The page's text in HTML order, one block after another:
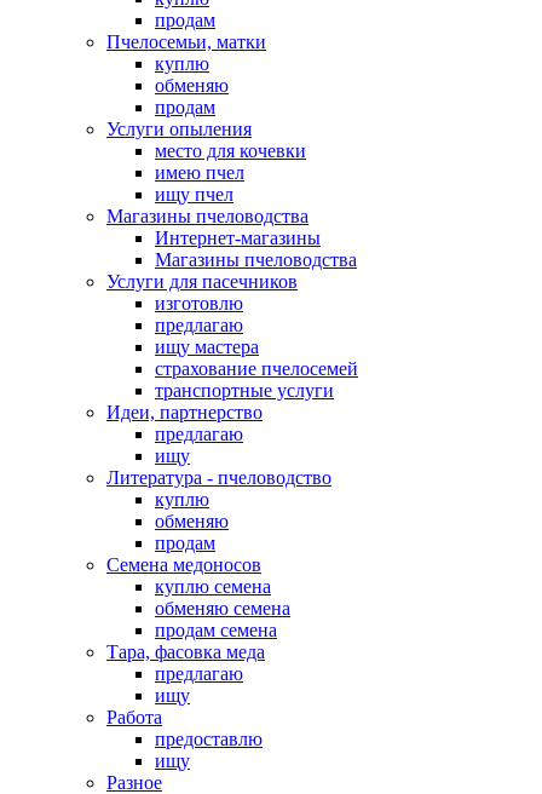
продам
Пчелосемьи, матки
куплю
обменяю
продам
Услуги опыления
место для кочевки
имею пчел
ищу пчел
Магазины пчеловодства
Интернет-магазины
Магазины пчеловодства
Услуги для пасечников
изготовлю
предлагаю
ищу мастера
страхование пчелосемей
транспортные услуги
Идеи, партнерство
предлагаю
ищу
Литература - пчеловодство
куплю
обменяю
продам
Семена медоносов
куплю семена
обменяю семена
продам семена
Тара, фасовка меда
предлагаю
ищу
Работа
предоставлю
ищу
Разное